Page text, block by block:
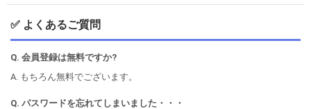
✅ よくあるご質問
Q. 会員登録は無料ですか?
A. もちろん無料でございます。
Q. パスワードを忘れてしまいました・・・